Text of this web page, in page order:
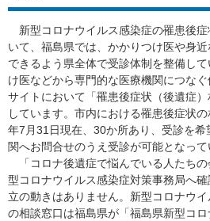
新型コロナウイルス感染症の罹患後
いて、福島県では、かかりつけ医や身
できるよう県全体で受診体制を整備し
け医などから専門的な医療機関につな
サイトにおいて「罹患後症状（後遺症
しています。市内における罹患後症状
年7月31日現在、30か所あり、受診を
関へお問合せのうえ受診が可能となって
「コロナ後遺症で悩んでいる人たち
型コロナウイルス感染症対策事務局へ
立の動きはありません。新型コロナウ
の相談窓口は福島県が「福島県新型コ